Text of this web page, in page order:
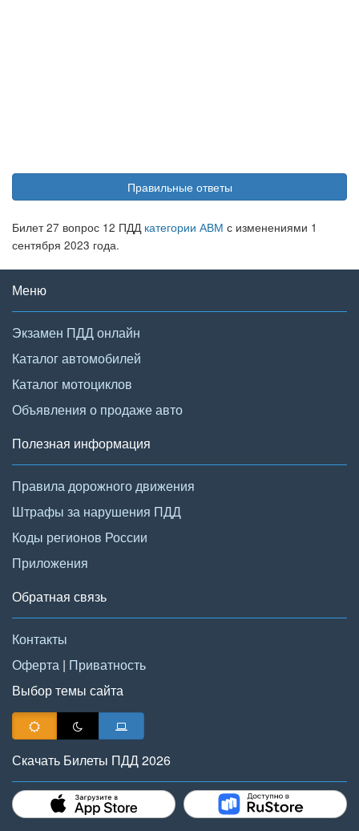
Правильные ответы
Билет 27 вопрос 12 ПДД категории АВМ с изменениями 1
сентября 2023 года.
Меню
Экзамен ПДД онлайн
Каталог автомобилей
Каталог мотоциклов
Объявления о продаже авто
Полезная информация
Правила дорожного движения
Штрафы за нарушения ПДД
Коды регионов России
Приложения
Обратная связь
Контакты
Оферта | Приватность
Выбор темы сайта
Скачать Билеты ПДД 2026